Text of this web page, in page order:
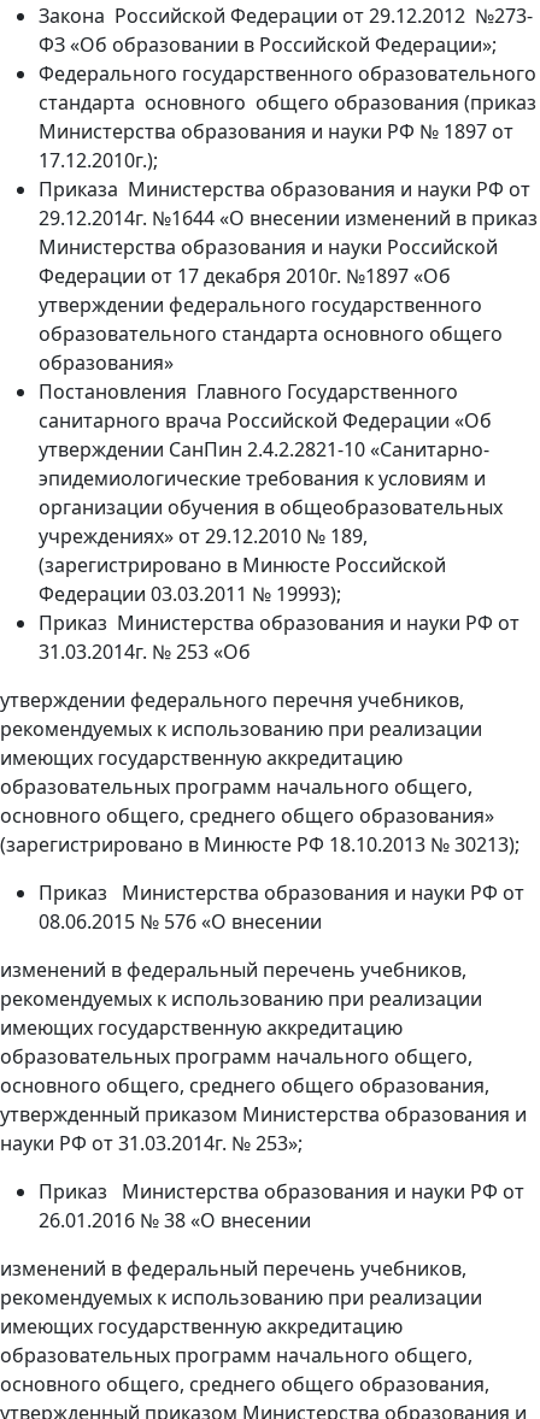
Закона Российской Федерации от 29.12.2012 №273-
ФЗ «Об образовании в Российской Федерации»;
Федерального государственного образовательного
стандарта основного общего образования (приказ
Министерства образования и науки РФ № 1897 от
17.12.2010г.);
Приказа Министерства образования и науки РФ от
29.12.2014г. №1644 «О внесении изменений в приказ
Министерства образования и науки Российской
Федерации от 17 декабря 2010г. №1897 «Об
утверждении федерального государственного
образовательного стандарта основного общего
образования»
Постановления Главного Государственного
санитарного врача Российской Федерации «Об
утверждении СанПин 2.4.2.2821-10 «Санитарно-
эпидемиологические требования к условиям и
организации обучения в общеобразовательных
учреждениях» от 29.12.2010 № 189,
(зарегистрировано в Минюсте Российской
Федерации 03.03.2011 № 19993);
Приказ Министерства образования и науки РФ от
31.03.2014г. № 253 «Об
утверждении федерального перечня учебников,
рекомендуемых к использованию при реализации
имеющих государственную аккредитацию
образовательных программ начального общего,
основного общего, среднего общего образования»
(зарегистрировано в Минюсте РФ 18.10.2013 № 30213);
Приказ Министерства образования и науки РФ от
08.06.2015 № 576 «О внесении
изменений в федеральный перечень учебников,
рекомендуемых к использованию при реализации
имеющих государственную аккредитацию
образовательных программ начального общего,
основного общего, среднего общего образования,
утвержденный приказом Министерства образования и
науки РФ от 31.03.2014г. № 253»;
Приказ Министерства образования и науки РФ от
26.01.2016 № 38 «О внесении
изменений в федеральный перечень учебников,
рекомендуемых к использованию при реализации
имеющих государственную аккредитацию
образовательных программ начального общего,
основного общего, среднего общего образования,
утвержденный приказом Министерства образования и